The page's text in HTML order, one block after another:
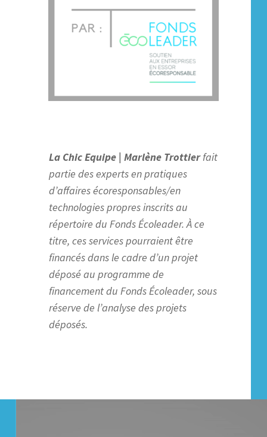
La Chic Equipe |Marlène Trottierfait
partie des experts en pratiques
d’affaires écoresponsables/en
technologies propres inscrits au
répertoire du Fonds Écoleader. À ce
titre, ces services pourraient être
financés dans le cadre d’un projet
déposé au programme de
financement du Fonds Écoleader, sous
réserve de l’analyse des projets
déposés.